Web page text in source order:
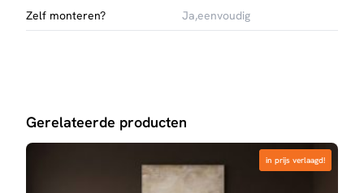
Zelf monteren? Ja,eenvoudig
Gerelateerde producten
in prijs verlaagd!
in prijs verlaagd!